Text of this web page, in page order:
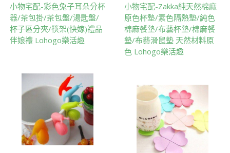
小物宅配-彩色兔子耳朵分杯
器/茶包掛/茶包盤/湯匙盤/
杯子區分夾/筷架(快嫁)禮品
伴娘禮 Lohogo樂活趣
小物宅配-Zakka純天然棉麻
原色杯墊/素色隔熱墊/純色
棉麻餐墊/布藝杯墊/棉麻餐
墊/布藝滑鼠墊 天然材料原
色 Lohogo樂活趣